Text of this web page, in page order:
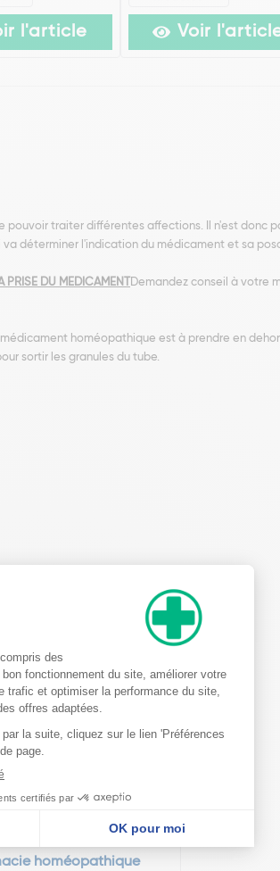
l'article Voir
traiter différentes affections. Il n'est donc
déterminer l'indication du médicament et sa
PRISE DU MEDICAMENT Demandez conseil à votre
homéopathique est à prendre en
sortir les granules du tube.
homéopathique